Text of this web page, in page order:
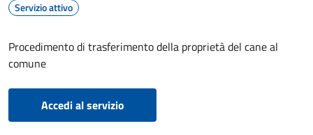
Servizio attivo
Procedimento di trasferimento della proprietà del cane al
comune
Accedi al servizio